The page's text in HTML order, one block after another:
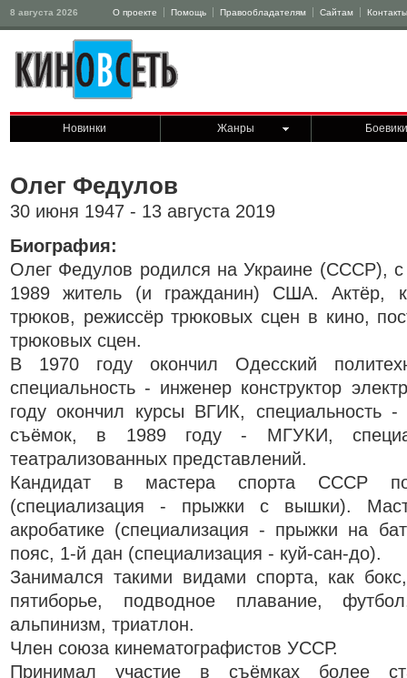
8 августа 2026 О проекте Помощь Правообладателям Сайтам Контакты
Новинки Жанры Боевики
Олег Федулов
30 июня 1947 - 13 августа 2019
Биография:
Олег Федулов родился на Украине (СССР), с
1989 житель (и гражданин) США. Актёр,
трюков, режиссёр трюковых сцен в кино,
трюковых сцен.
В 1970 году окончил Одесский
специальность - инженер конструктор
году окончил курсы ВГИК, специальность -
съёмок, в 1989 году - МГУКИ,
театрализованных представлений.
Кандидат в мастера спорта СССР
(специализация - прыжки с вышки).
акробатике (специализация - прыжки на
пояс, 1-й дан (специализация - куй-сан-до).
Занимался такими видами спорта, как
пятиборье, подводное плавание,
альпинизм, триатлон.
Член союза кинематографистов УССР.
Принимал участие в съёмках более